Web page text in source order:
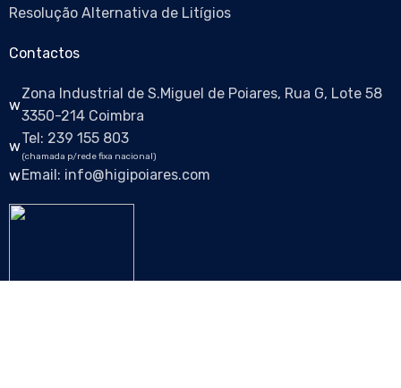
Resolução Alternativa de Litígios
Contactos
Zona Industrial de S.Miguel de Poiares, Rua G, Lote 58
3350-214 Coimbra
Tel: 239 155 803
(chamada p/rede fixa nacional)
Email: info@higipoiares.com